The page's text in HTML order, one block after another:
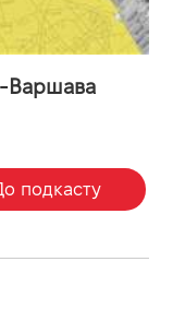
Варшава
подкасту